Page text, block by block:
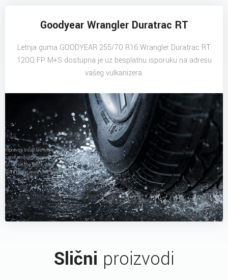
Goodyear Wrangler Duratrac RT
Letnja guma GOODYEAR 255/70 R16 Wrangler Duratrac RT
120Q FP M+S dostupna je uz besplatnu isporuku na adresu
vašeg vulkanizera.
Slični proizvodi